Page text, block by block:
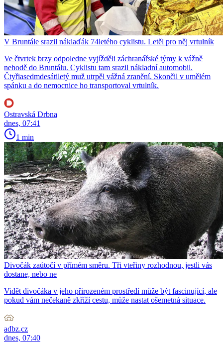
V Bruntále srazil náklaďák 74letého cyklistu. Letěl pro něj vrtulník
Ve čtvrtek brzy odpoledne vyjížděli záchranářské týmy k vážně
nehodě do Bruntálu. Cyklistu tam srazil nákladní automobil.
Čtyřiasedmdesátiletý muž utrpěl vážná zranění. Skončil v umělém
spánku a do nemocnice ho transportoval vrtulník.
Ostravská Drbna
dnes, 07:41
1 min
Divočák zaútočí v přímém směru. Tři vteřiny rozhodnou, jestli vás
dostane, nebo ne
Vidět divočáka v jeho přirozeném prostředí může být fascinující, ale
pokud vám nečekaně zkříží cestu, může nastat ošemetná situace.
adbz.cz
dnes, 07:40